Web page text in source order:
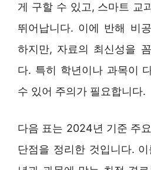
게 구할 수 있고, 스마트 교
뛰어납니다. 이에 반해 비
하지만, 자료의 최신성을
다. 특히 학년이나 과목이
수 있어 주의가 필요합니다.
다음 표는 2024년 기준 주
단점을 정리한 것입니다.